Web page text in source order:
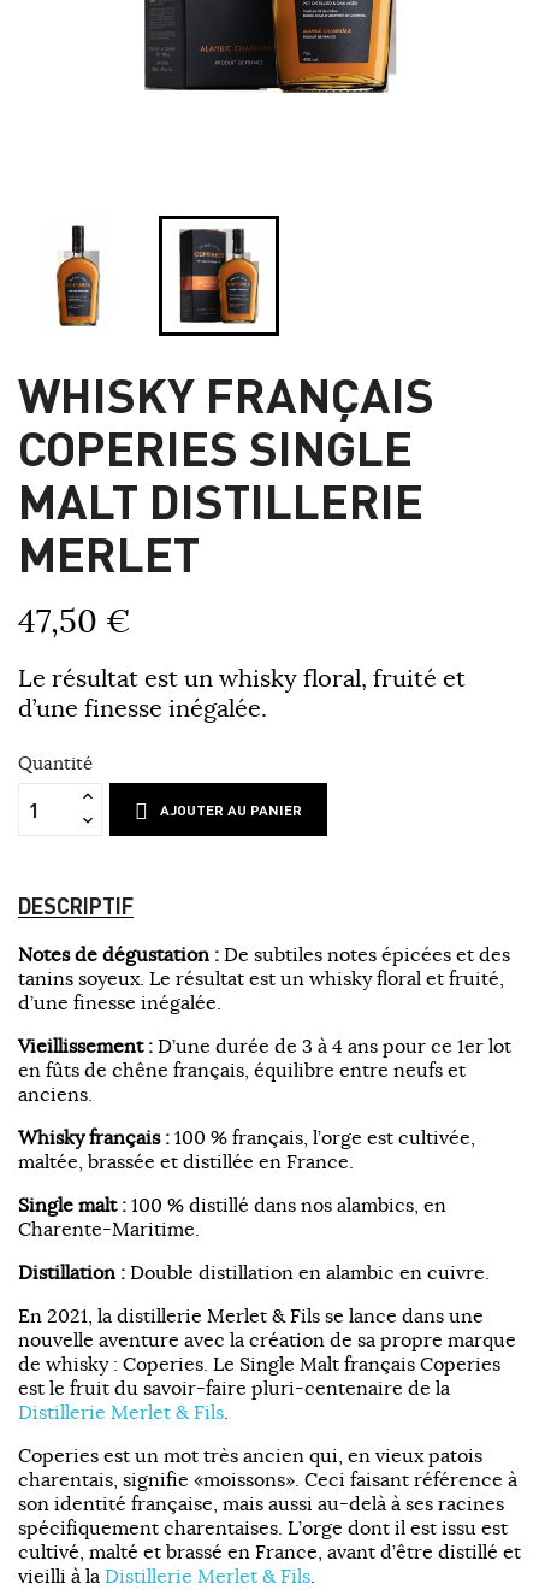
WHISKY FRANÇAIS
COPERIES SINGLE
MALT DISTILLERIE
MERLET
47,50 €
Le résultat est un whisky floral, fruité et
d’une finesse inégalée.
Quantité
AJOUTER AU PANIER
DESCRIPTIF
Notes de dégustation : De subtiles notes épicées et des
tanins soyeux. Le résultat est un whisky floral et fruité,
d’une finesse inégalée.
Vieillissement : D’une durée de 3 à 4 ans pour ce 1er lot
en fûts de chêne français, équilibre entre neufs et
anciens.
Whisky français : 100 % français, l’orge est cultivée,
maltée, brassée et distillée en France.
Single malt : 100 % distillé dans nos alambics, en
Charente-Maritime.
Distillation : Double distillation en alambic en cuivre.
En 2021, la distillerie Merlet & Fils se lance dans une
nouvelle aventure avec la création de sa propre marque
de whisky : Coperies. Le Single Malt français Coperies
est le fruit du savoir-faire pluri-centenaire de la
Distillerie Merlet & Fils.
Coperies est un mot très ancien qui, en vieux patois
charentais, signifie «moissons». Ceci faisant référence à
son identité française, mais aussi au-delà à ses racines
spécifiquement charentaises. L’orge dont il est issu est
cultivé, malté et brassé en France, avant d’être distillé et
vieilli à la Distillerie Merlet & Fils.